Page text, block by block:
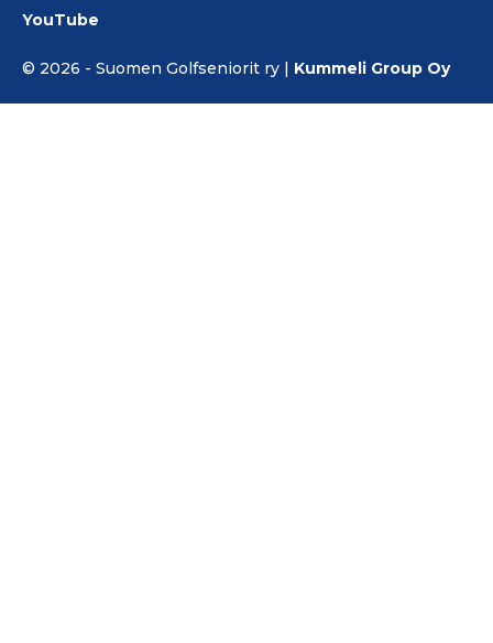
YouTube
© 2026 - Suomen Golfseniorit ry | Kummeli Group Oy